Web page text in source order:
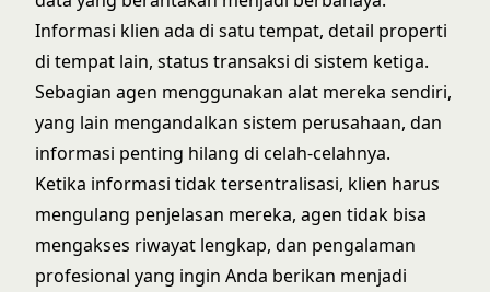
Informasi klien ada di satu tempat, detail properti
di tempat lain, status transaksi di sistem ketiga.
Sebagian agen menggunakan alat mereka sendiri,
yang lain mengandalkan sistem perusahaan, dan
informasi penting hilang di celah-celahnya.
Ketika informasi tidak tersentralisasi, klien harus
mengulang penjelasan mereka, agen tidak bisa
mengakses riwayat lengkap, dan pengalaman
profesional yang ingin Anda berikan menjadi